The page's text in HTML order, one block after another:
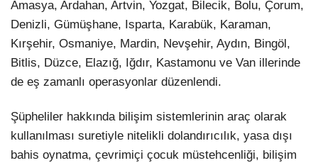
Amasya, Ardahan, Artvin, Yozgat, Bilecik, Bolu, Çorum,
Denizli, Gümüşhane, Isparta, Karabük, Karaman,
Kırşehir, Osmaniye, Mardin, Nevşehir, Aydın, Bingöl,
Bitlis, Düzce, Elazığ, Iğdır, Kastamonu ve Van illerinde
de eş zamanlı operasyonlar düzenlendi.
Şüpheliler hakkında bilişim sistemlerinin araç olarak
kullanılması suretiyle nitelikli dolandırıcılık, yasa dışı
bahis oynatma, çevrimiçi çocuk müstehcenliği, bilişim